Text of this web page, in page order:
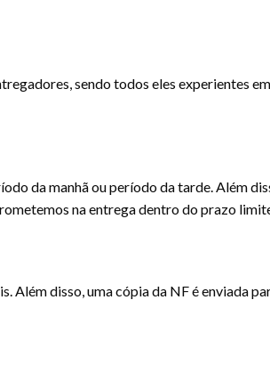
sendo todos eles experientes
da manhã ou período da tarde. Além
na entrega dentro do prazo
Além disso, uma cópia da NF é enviada